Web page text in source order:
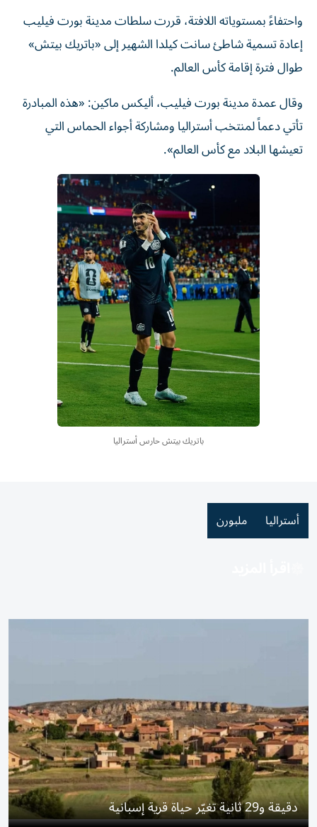
واحتفاءً بمستوياته اللافتة، قررت سلطات مدينة بورت فيليب
إعادة تسمية شاطئ سانت كيلدا الشهير إلى «باتريك بيتش»
طوال فترة إقامة كأس العالم.
وقال عمدة مدينة بورت فيليب، أليكس ماكين: «هذه المبادرة
تأتي دعماً لمنتخب أستراليا ومشاركة أجواء الحماس التي
تعيشها البلاد مع كأس العالم».
باتريك بيتش حارس أستراليا
أستراليا ملبورن
دقيقة و29 ثانية تغيّر حياة قرية إسبانية